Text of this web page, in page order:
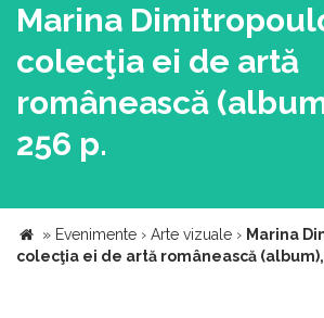
Marina
colecţia ei de artă
românească
256 p.
» Evenimente › Arte vizuale › Marina
colecţia ei de artă românească (album),